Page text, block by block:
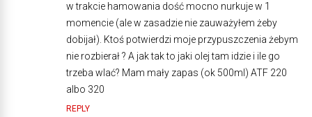
w trakcie hamowania dość mocno nurkuje w 1
momencie (ale w zasadzie nie zauważyłem żeby
dobijał). Ktoś potwierdzi moje przypuszczenia żebym
nie rozbierał ? A jak tak to jaki olej tam idzie i ile go
trzeba wlać? Mam mały zapas (ok 500ml) ATF 220
albo 320
REPLY